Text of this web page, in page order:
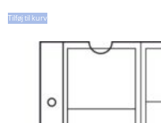
Tilføj til kurv